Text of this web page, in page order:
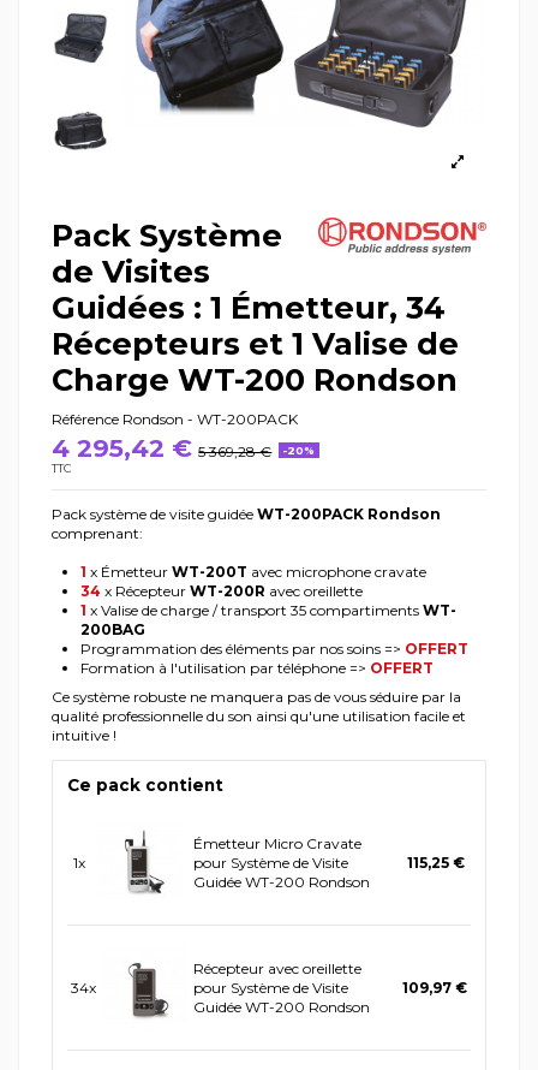
Pack Système
de Visites
Guidées : 1 Émetteur, 34
Récepteurs et 1 Valise de
Charge WT-200 Rondson
Référence Rondson - WT-200PACK
4 295,42 € 5 369,28 €
-20%
TTC
Pack système de visite guidée WT-200PACK Rondson
comprenant:
1 x Émetteur WT-200T avec microphone cravate
34 x Récepteur WT-200R avec oreillette
1 x Valise de charge / transport 35 compartiments WT-
200BAG
Programmation des éléments par nos soins => OFFERT
Formation à l'utilisation par téléphone => OFFERT
Ce système robuste ne manquera pas de vous séduire par la
qualité professionnelle du son ainsi qu'une utilisation facile et
intuitive !
Ce pack contient
1x
Émetteur Micro Cravate
pour Système de Visite
Guidée WT-200 Rondson
115,25 €
34x
Récepteur avec oreillette
pour Système de Visite
Guidée WT-200 Rondson
109,97 €